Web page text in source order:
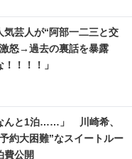
芸人が“阿部一二三と交
激怒→過去の裏話を暴露
！！！！」
んと1泊……」 川崎希、
約大困難”なスイートルー
費公開